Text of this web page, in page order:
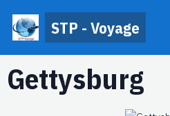
STP - Voyage
Gettysburg